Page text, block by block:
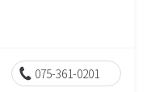
075-361-0201